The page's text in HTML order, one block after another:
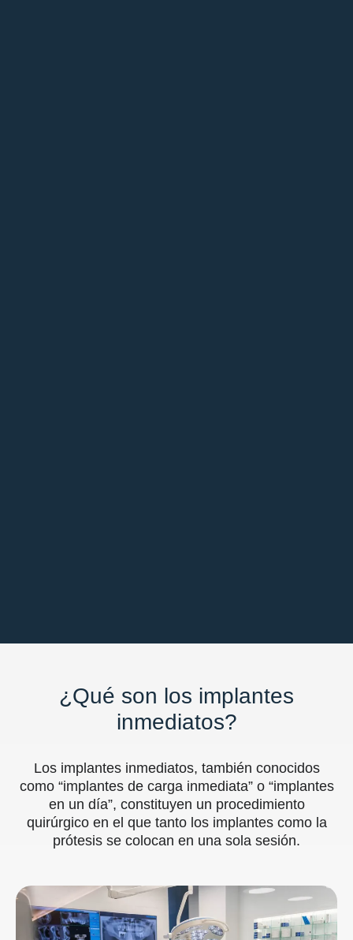
¿Qué son los implantes
inmediatos?
Los implantes inmediatos, también conocidos
como “implantes de carga inmediata” o “implantes
en un día”, constituyen un procedimiento
quirúrgico en el que tanto los implantes como la
prótesis se colocan en una sola sesión.